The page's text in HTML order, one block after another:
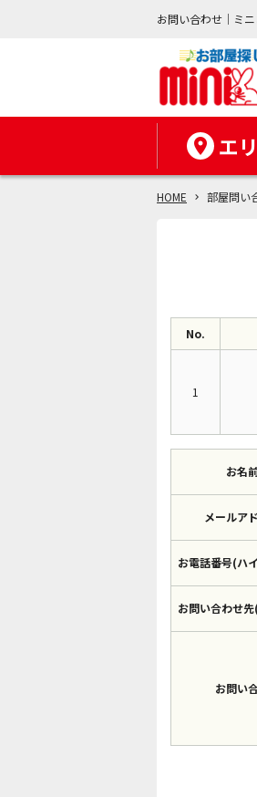
お問い合わせ｜ミ
エ
HOME 部屋問い
No.
1
お名
メールア
お電話番号(ハ
お問い合わせ
お問い